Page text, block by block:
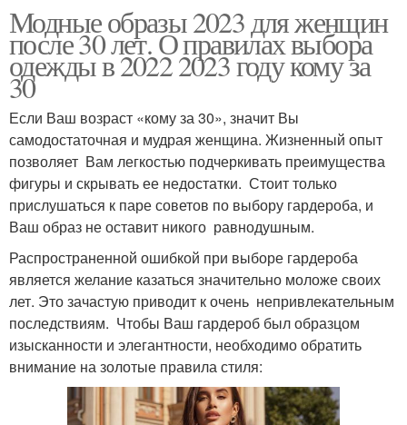
Модные образы 2023 для женщин
после 30 лет. О правилах выбора
одежды в 2022 2023 году кому за
30
Если Ваш возраст «кому за 30», значит Вы
самодостаточная и мудрая женщина. Жизненный опыт
позволяет Вам легкостью подчеркивать преимущества
фигуры и скрывать ее недостатки. Стоит только
прислушаться к паре советов по выбору гардероба, и
Ваш образ не оставит никого равнодушным.
Распространенной ошибкой при выборе гардероба
является желание казаться значительно моложе своих
лет. Это зачастую приводит к очень непривлекательным
последствиям. Чтобы Ваш гардероб был образцом
изысканности и элегантности, необходимо обратить
внимание на золотые правила стиля: